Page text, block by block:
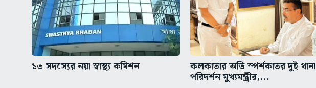
১৩ সদস্যের নয়া স্বাস্থ্য কমিশন কলকাতার অতি স্পর্শকাতর দুই থানা
পরিদর্শন মুখ্যমন্ত্রীর,...